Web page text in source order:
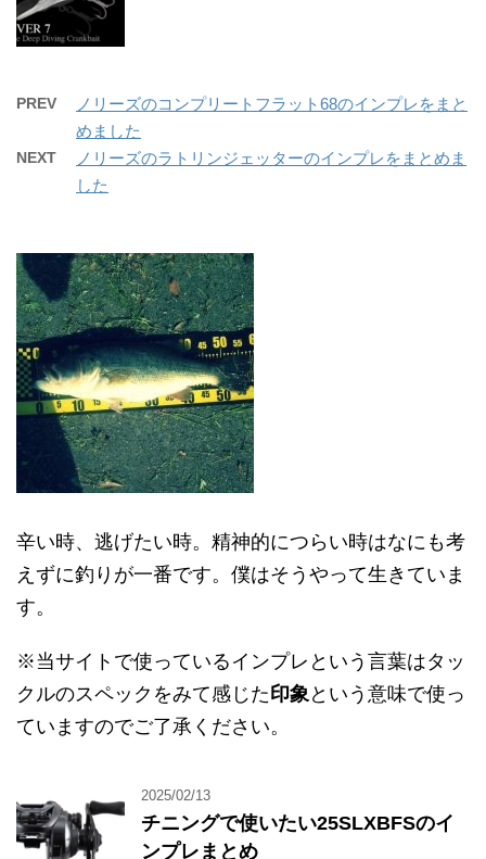
PREV
ノリーズのコンプリートフラット68のインプレをまと
めました
NEXT
ノリーズのラトリンジェッターのインプレをまとめま
した
辛い時、逃げたい時。精神的につらい時はなにも考
えずに釣りが一番です。僕はそうやって生きていま
す。
※当サイトで使っているインプレという言葉はタッ
クルのスペックをみて感じた印象 という意味で使っ
ていますのでご了承ください。
2025/02/13
チニングで使いたい25SLXBFSのイ
ンプレまとめ